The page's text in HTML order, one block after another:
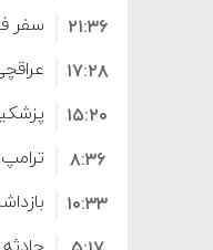
سفر
۲۱:۳۶
۱۷:۲۸
۱۵:۲۰
۸:۳۶
۱۰:۳۳